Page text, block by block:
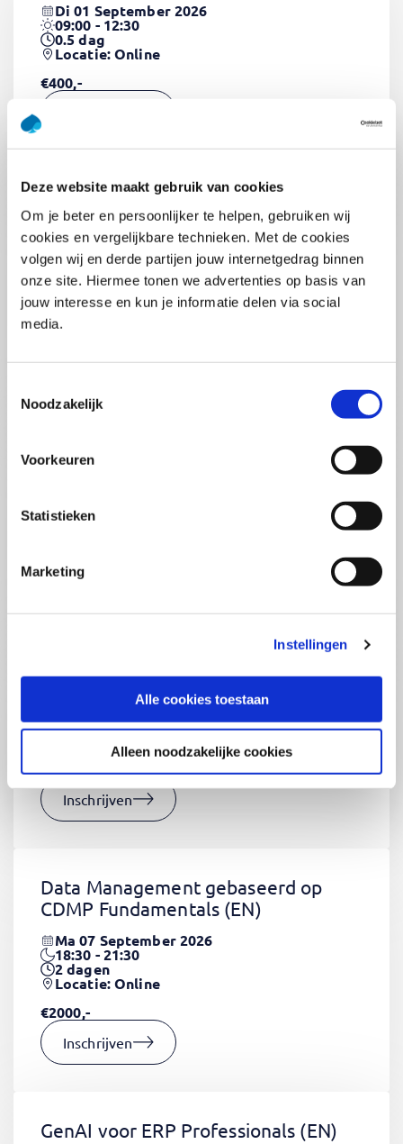
Deze website maakt gebruik van cookies
Om je beter en persoonlijker te helpen, gebruiken wij
cookies en vergelijkbare technieken. Met de cookies
volgen wij en derde partijen jouw internetgedrag binnen
onze site. Hiermee tonen we advertenties op basis van
jouw interesse en kun je informatie delen via social
media.
Noodzakelijk
Voorkeuren
Statistieken
Marketing
Instellingen
Alle cookies toestaan
Alleen noodzakelijke cookies
Di 01 September 2026
09:00 - 12:30
0.5dag
Locatie: Online
€400,-
Pega Certified System Architect
(PCSA)(EN)
Di 01 September 2026
09:00 - 16:30
5dagen
Locatie: Online
€3595,-
(EN)
Locatie: Online
Inschrijven
Do 03 September 2026
2dagen
€1320,-
Inschrijven
Data Management gebaseerd op
CDMP Fundamentals (EN)
Ma 07 September 2026
18:30 - 21:30
2dagen
Locatie: Online
€2000,-
Inschrijven
GenAI voor ERP Professionals (EN)